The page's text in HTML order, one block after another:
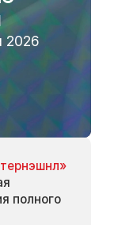
2026
полного